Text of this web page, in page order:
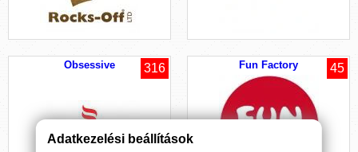
Obsessive 316 Fun Factory 45
Adatkezelési beállítások